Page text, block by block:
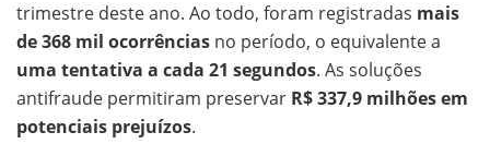
trimestre deste ano. Ao todo, foram registradas mais
de 368 mil ocorrências no período, o equivalente a
uma tentativa a cada 21 segundos. As soluções
antifraude permitiram preservar R$ 337,9 milhões em
potenciais prejuízos.